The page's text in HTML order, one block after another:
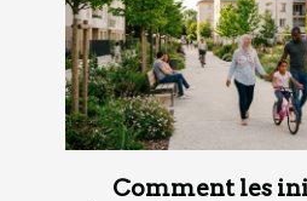
Comment les